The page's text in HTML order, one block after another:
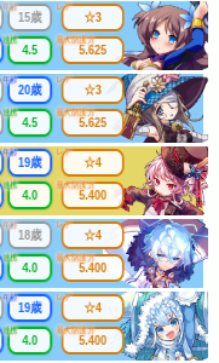
年齢
15歳
連携
4.5
レア
☆3
最大防護力
5.625
年齢
20歳
連携
4.5
レア
☆3
最大防護力
5.625
年齢
19歳
連携
4.0
レア
☆4
最大防護力
5.400
年齢
18歳
連携
4.0
レア
☆4
最大防護力
5.400
年齢
19歳
連携
4.0
レア
☆4
最大防護力
5.400